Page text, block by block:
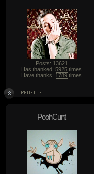
Posts: 13621
Has thanked:5925 times
Have thanks: 1789 times
PoohCunt